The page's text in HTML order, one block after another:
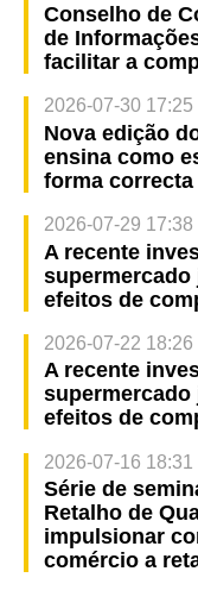
Conselho de
de
facilitar a
2026-07-30 17:25
Nova edição
ensina como
forma correcta
2026-07-29 17:38
A recente
efeitos de
2026-07-22 18:26
A recente
efeitos de
2026-07-16 18:31
Série de
Retalho de
impulsionar
comércio a